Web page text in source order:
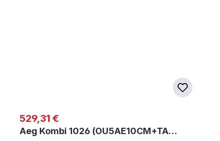
Regulärer Preis:
529,31 €
Aeg Kombi 1026 (OU5AE10CM+TA…